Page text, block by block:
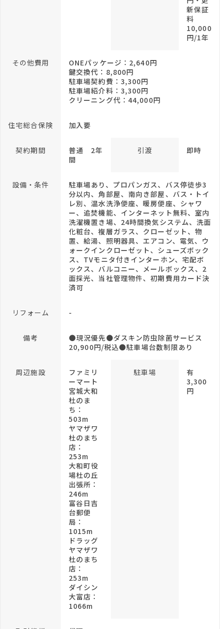
新保証
料
10,000
円/1年
その他費用
ONEパッケージ：2,640円
鍵交換代：8,800円
駐車場契約費：3,300円
駐車場紹介料：3,300円
クリーニング代：44,000円
住宅総合保険 加入要
契約期間
普通 2年
間
引渡 即時
設備・条件
駐車場あり、プロパンガス、バス停徒歩3
分以内、角部屋、南向き部屋、バス・トイ
レ別、温水洗浄便座、暖房便座、シャワ
ー、追焚機能、インターネット無料、室内
洗濯機置き場、24時間換気システム、洗面
化粧台、複層ガラス、クローゼット、物
置、給湯、照明器具、エアコン、電気、ウ
ォークインクローゼット、シューズボック
ス、TVモニタ付きインターホン、宅配ボ
ックス、バルコニー、メールボックス、2
面採光、当社管理物件、初期費用カード決
済可
リフォーム -
備考
●現況優先●ダスキン防虫除菌サービス
20,900円/税込●駐車場台数制限あり
周辺施設
ファミリ
ーマート
宮城大和
杜のま
ち：
503m
ヤマザワ
杜のまち
店：
253m
大和町役
場杜の丘
出張所：
246m
富谷日吉
台郵便
局：
1015m
ドラッグ
ヤマザワ
杜のまち
店：
253m
ダイシン
大富店：
1066m
駐車場
有
3,300
円